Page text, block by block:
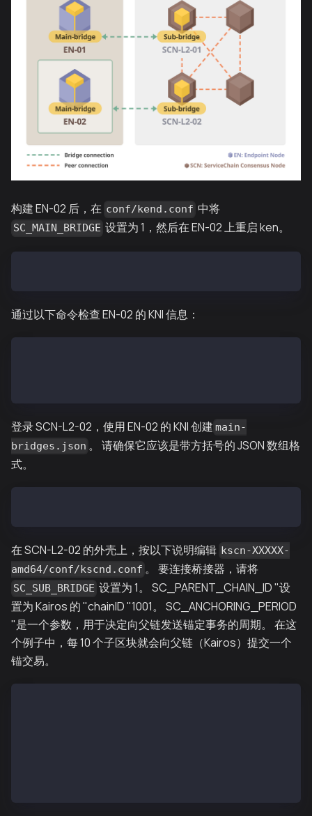
构建 EN-02 后，在 conf/kend.conf 中将
SC_MAIN_BRIDGE 设置为 1，然后在 EN-02 上重启 ken。
通过以下命令检查 EN-02 的 KNI 信息：
登录 SCN-L2-02，使用 EN-02 的 KNI 创建 main-
bridges.json 。 请确保它应该是带方括号的 JSON 数组格
式。
在 SCN-L2-02 的外壳上，按以下说明编辑 kscn-XXXXX-
amd64/conf/kscnd.conf 。 要连接桥接器，请将
SC_SUB_BRIDGE 设置为 1。 SC_PARENT_CHAIN_ID "设
置为 Kairos 的 "chainID "1001。 SC_ANCHORING_PERIOD
"是一个参数，用于决定向父链发送锚定事务的周期。 在这
个例子中，每 10 个子区块就会向父链（Kairos）提交一个
锚交易。